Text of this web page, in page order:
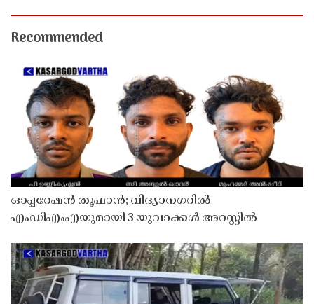
Recommended
ഓപ്പറേഷൻ തൂഫാൻ; വിദ്യാനഗറിൽ
എംഡിഎംഎയുമായി 3 യുവാക്കൾ അറസ്റ്റിൽ